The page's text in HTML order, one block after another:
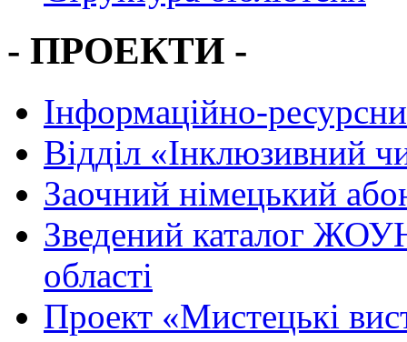
- ПРОЕКТИ -
Інформаційно-
Вiддiл «Інклюзивний
Заочний німецький
Зведений каталог
області
Проект «Мистецькі